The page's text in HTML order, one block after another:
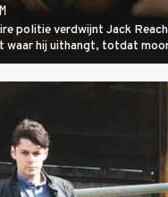
politie verdwijnt Jack
waar hij uithangt, totdat